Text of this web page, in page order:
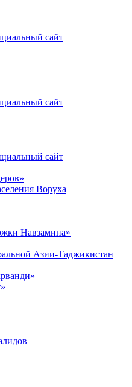
сайт
сайт
сайт
Воруха
Навзамина»
Азии-Таджикистан